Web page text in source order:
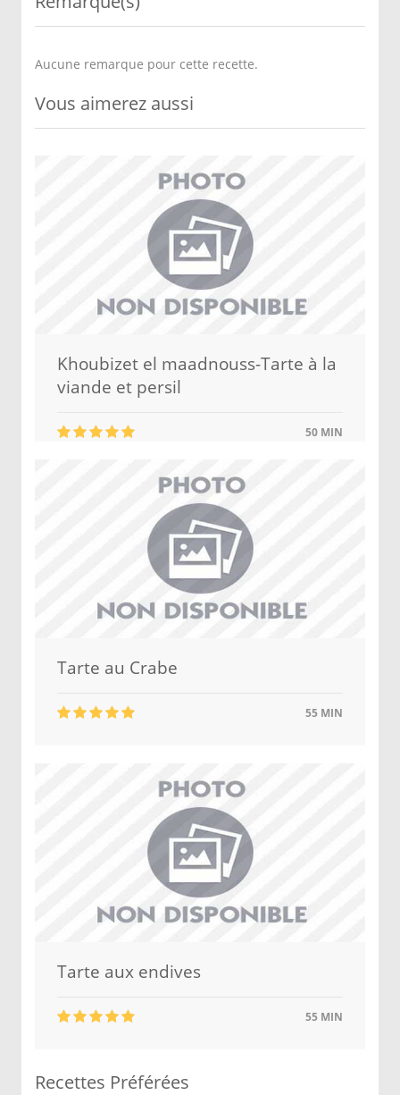
Aucune remarque pour cette recette.
Vous aimerez aussi
Khoubizet el maadnouss-Tarte à la
viande et persil
50 MIN
Tarte au Crabe
55 MIN
Tarte aux endives
55 MIN
Recettes Préférées